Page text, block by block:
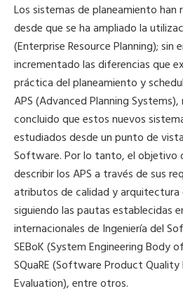
Los sistemas de planeamiento
desde que se ha ampliado la
(Enterprise Resource Planning); sin
incrementado las diferencias que
práctica del planeamiento y
APS (Advanced Planning
concluido que estos nuevos
estudiados desde un punto de
Software. Por lo tanto, el objetivo
describir los APS a través de sus
atributos de calidad y
siguiendo las pautas establecidas
internacionales de Ingeniería del
SEBoK (System Engineering Body
SQuaRE (Software Product Quality
Evaluation), entre otros.